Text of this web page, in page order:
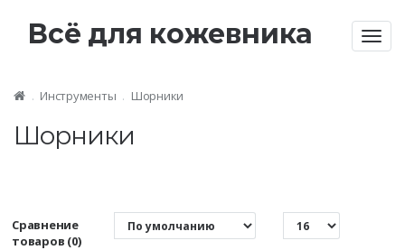
Всё для кожевника
Инструменты Шорники
Шорники
Сравнение
товаров (0)